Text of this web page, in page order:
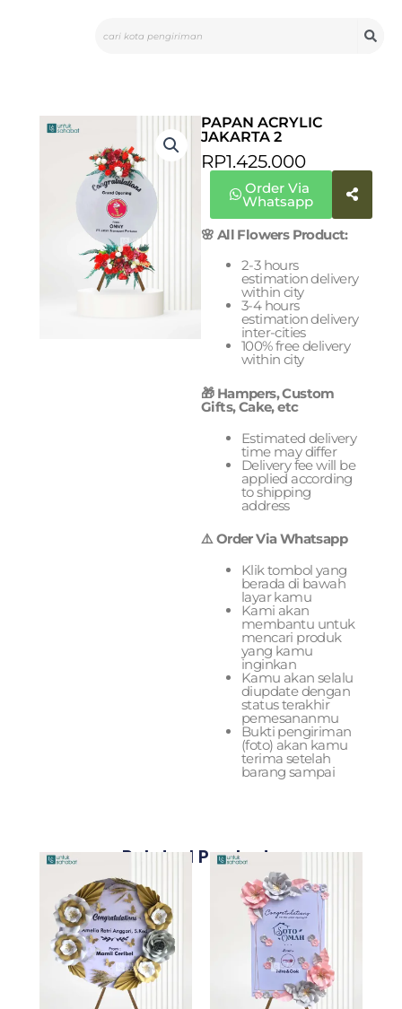
PAPAN ACRYLIC
JAKARTA 2
RP1.425.000
Order Via
Whatsapp
🌸 All Flowers Product:
2-3 hours
estimation delivery
within city
3-4 hours
estimation delivery
inter-cities
100% free delivery
within city
🎁 Hampers, Custom
Gifts, Cake, etc
Estimated delivery
time may differ
Delivery fee will be
applied according
to shipping
address
⚠️ Order Via Whatsapp
Klik tombol yang
berada di bawah
layar kamu
Kami akan
membantu untuk
mencari produk
yang kamu
inginkan
Kamu akan selalu
diupdate dengan
status terakhir
pemesananmu
Bukti pengiriman
(foto) akan kamu
terima setelah
barang sampai
Related Products